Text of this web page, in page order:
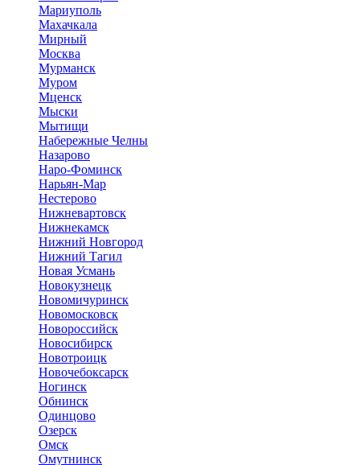
Мариуполь
Махачкала
Мирный
Москва
Мурманск
Муром
Мценск
Мыски
Мытищи
Набережные Челны
Назарово
Наро-Фоминск
Нарьян-Мар
Нестерово
Нижневартовск
Нижнекамск
Нижний Новгород
Нижний Тагил
Новая Усмань
Новокузнецк
Новомичуринск
Новомосковск
Новороссийск
Новосибирск
Новотроицк
Новочебоксарск
Ногинск
Обнинск
Одинцово
Озерск
Омск
Омутнинск